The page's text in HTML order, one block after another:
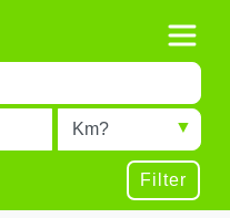
Radius
Filter